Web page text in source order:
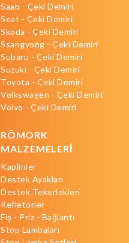
Saab - Çeki Demiri
Seat - Çeki Demiri
Skoda - Çeki Demiri
Ssangyong - Çeki Demiri
Subaru - Çeki Demiri
Suzuki - Çeki Demiri
Toyota - Çeki Demiri
Volkswagen - Çeki Demiri
Volvo - Çeki Demiri
RÖMORK
MALZEMELERİ
Kaplinler
Destek Ayakları
Destek Tekerlekleri
Refletörler
Fiş - Priz - Bağlantı
Stop Lambaları